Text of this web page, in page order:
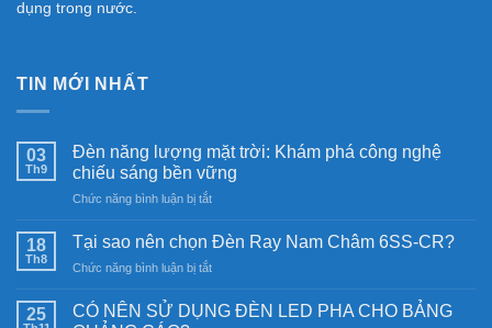
dụng trong nước.
TIN MỚI NHẤT
03
Th9
Đèn năng lượng mặt trời: Khám phá công nghệ
chiếu sáng bền vững
Chức năng bình luận bị tắtở
năng
mặt
Khám
18
Th8
Tại sao nên chọn Đèn Ray Nam Châm 6SS-CR?
Chức năng bình luận bị tắtở
sao
25
CÓ NÊN SỬ DỤNG ĐÈN LED PHA CHO BẢNG